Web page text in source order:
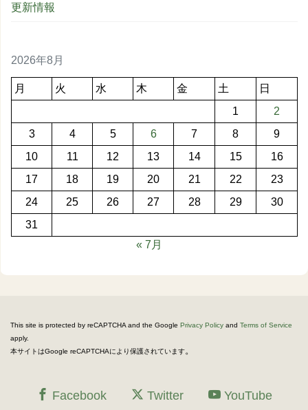
更新情報
2026年8月
月 火 水 木 金 土
日
1
2
3
4 5 6 7 8
9
10
11 12 13 14 15
16
17
18 19 20 21 22
23
24
25 26 27 28 29
30
31
« 7月
This site is protected by reCAPTCHA and the Google Privacy Policy and Terms of Service
apply.
本サイトはGoogle reCAPTCHAにより保護されています。
Facebook Twitter YouTube